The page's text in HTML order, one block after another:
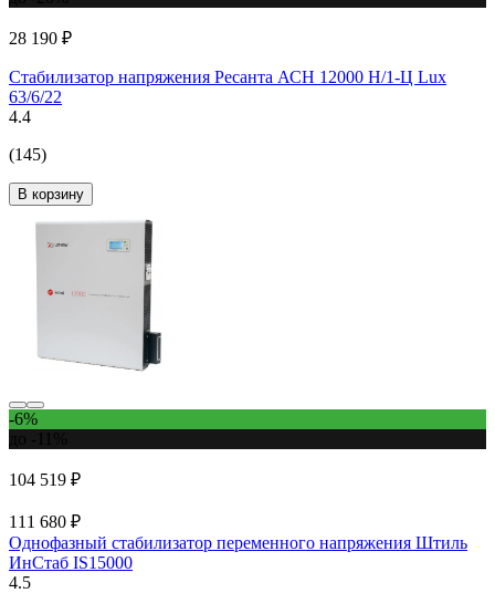
28 190 ₽
Стабилизатор напряжения Ресанта АСН 12000 Н/1-Ц Lux
63/6/22
4.4
(145)
В корзину
-6%
104 519 ₽
111 680 ₽
Однофазный стабилизатор переменного напряжения Штиль
ИнСтаб IS15000
4.5